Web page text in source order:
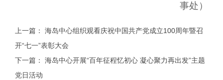
事处）
上一篇：海岛中心组织观看庆祝中国共产党成立100周年暨召
开“七一”表彰大会
下一篇：海岛中心开展“百年征程忆初心 凝心聚力再出发”主题
党日活动